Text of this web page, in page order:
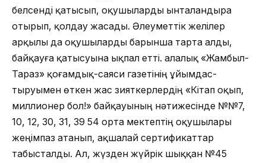
белсенді қатысып, оқушыларды ынталандыра
отырып, қолдау жасады. Әлеуметтік желілер
арқылы да оқушыларды барынша тарта алды,
байқауға қатысуына ықпал етті. Қалалық «Жамбыл-
Тараз» қоғам­дық-саяси газетінің ұйымдас­
тыруымен өткен жас зияткерлердің «Кі­тап оқып,
миллионер бол!» бай­қауының нәтижесінде №№7,
10, 12, 30, 31, 39 54 орта мектептің оқушылары
жеңімпаз атанып, ақшалай сертификаттар
табысталды. Ал, жүзден жүйрік шыққан №45